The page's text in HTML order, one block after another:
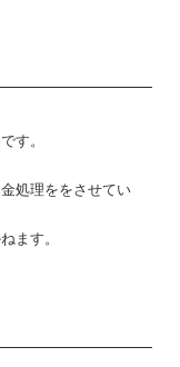
す。
処理ををさせてい
ます。